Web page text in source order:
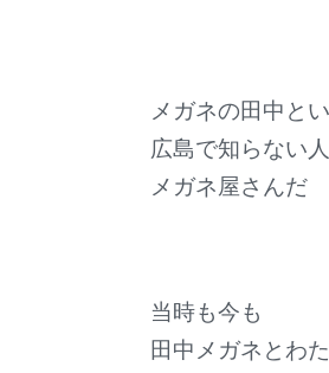
メガネの田中と
広島で知らない
メガネ屋さんだ
当時も今も
田中メガネとわ